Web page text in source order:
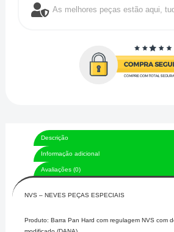
diferencialAs melhores peças estão aqui,
Descrição
Informação adicional
Avaliações (0)
NVS – NEVES PEÇAS ESPECIAIS
Produto: Barra Pan Hard com regulagem NVS com